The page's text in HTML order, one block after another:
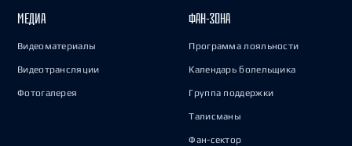
МЕДИА
Видеоматериалы
Видеотрансляции
Фотогалерея
ФАН-ЗОНА
Программа лояльности
Календарь болельщика
Группа поддержки
Талисманы
Фан-сектор